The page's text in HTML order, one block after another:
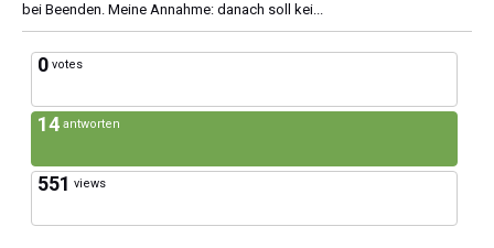
bei Beenden. Meine Annahme: danach soll kei...
0 votes
14 antworten
551 views